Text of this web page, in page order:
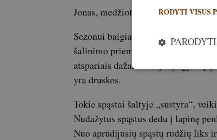
Jonas, medžiotojas
Sezonui baigiantis, kiauninius
šalinimo priemone nuvalau ir
atspariais dažais. Naujai įsigyti
yra druskos.
Tokie spąstai šaltyje „sustyra“,
Nudažytus spąstus dedu į lapinę
Nuo aprūdijusių spąstų rūdžių liks
RODYTI VISUS